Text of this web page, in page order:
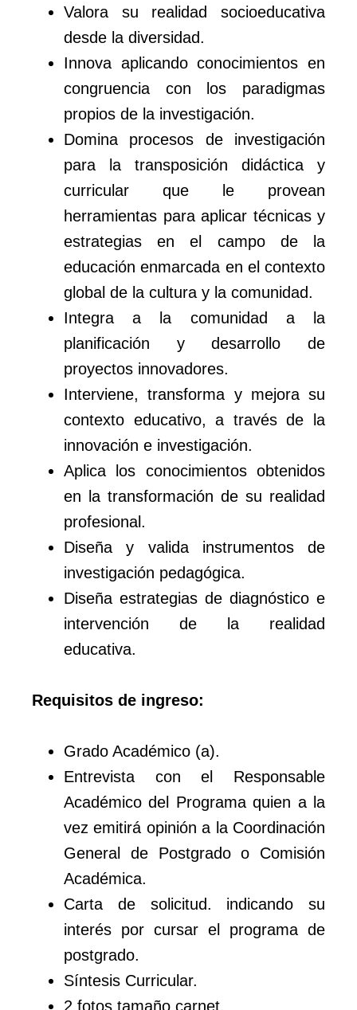
Valora su realidad socioeducativa
desde la diversidad.
Innova aplicando conocimientos en
congruencia con los paradigmas
propios de la investigación.
Domina procesos de investigación
para la transposición didáctica y
curricular que le provean
herramientas para aplicar técnicas y
estrategias en el campo de la
educación enmarcada en el contexto
global de la cultura y la comunidad.
Integra a la comunidad a la
planificación y desarrollo de
proyectos innovadores.
Interviene, transforma y mejora su
contexto educativo, a través de la
innovación e investigación.
Aplica los conocimientos obtenidos
en la transformación de su realidad
profesional.
Diseña y valida instrumentos de
investigación pedagógica.
Diseña estrategias de diagnóstico e
intervención de la realidad
educativa.
Requisitos de ingreso:
Grado Académico (a).
Entrevista con el Responsable
Académico del Programa quien a la
vez emitirá opinión a la Coordinación
General de Postgrado o Comisión
Académica.
Carta de solicitud. indicando su
interés por cursar el programa de
postgrado.
Síntesis Curricular.
2 fotos tamaño carnet.